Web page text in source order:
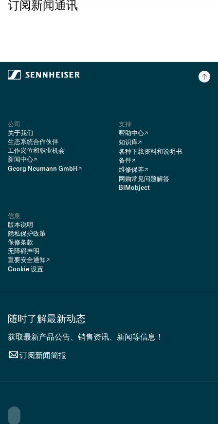
订阅新闻通讯
公司
关于我们
生态系统合作伙伴
工作岗位和职业机会
新闻中心
Georg Neumann GmbH
支持
帮助中心
知识库
各种下载资料和说明书
备件
维修保养
网购常见问题解答
BIMobject
信息
版本说明
隐私保护政策
保修条款
无障碍声明
重要安全通知
Cookie 设置
随时了解最新动态
获取最新产品公告、销售资讯、新闻等信息！
订阅新闻简报